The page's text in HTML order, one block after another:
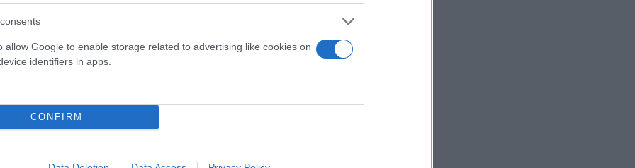
allow Google to enable storage related to advertising like cookies on
identifiers in apps.
CONFIRM
και στην συνέχεια έπεσε, με αποτέλεσμα το ζώο να